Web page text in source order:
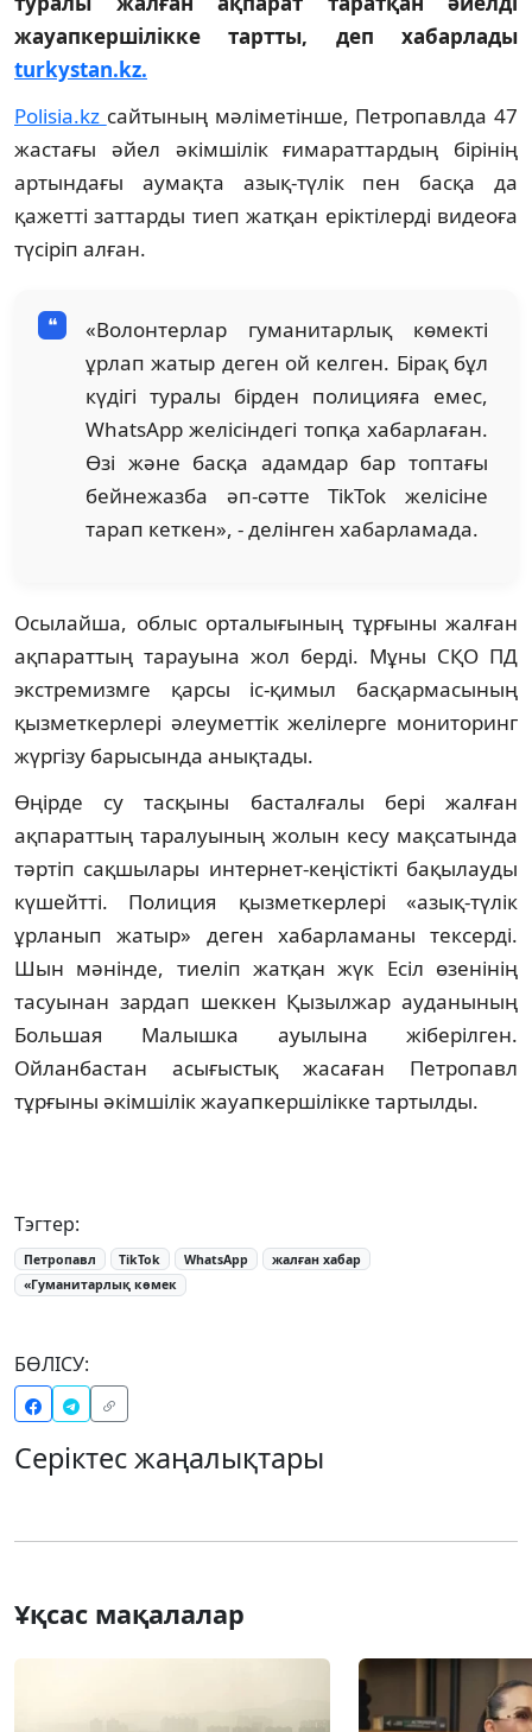
жауапкершілікке тартты, деп хабарлады
turkystan.kz.
Polisia.kz сайтының мәліметінше, Петропавлда 47
жастағы әйел әкімшілік ғимараттардың бірінің
артындағы аумақта азық-түлік пен басқа да
қажетті заттарды тиеп жатқан еріктілерді видеоға
түсіріп алған.
«Волонтерлар гуманитарлық көмекті
ұрлап жатыр деген ой келген. Бірақ бұл
күдігі туралы бірден полицияға емес,
WhatsApp желісіндегі топқа хабарлаған.
Өзі және басқа адамдар бар топтағы
бейнежазба әп-сәтте TikTok желісіне
тарап кеткен», - делінген хабарламада.
Осылайша, облыс орталығының тұрғыны жалған
ақпараттың тарауына жол берді. Мұны СҚО ПД
экстремизмге қарсы іс-қимыл басқармасының
қызметкерлері әлеуметтік желілерге мониторинг
жүргізу барысында анықтады.
Өңірде су тасқыны басталғалы бері жалған
ақпараттың таралуының жолын кесу мақсатында
тәртіп сақшылары интернет-кеңістікті бақылауды
күшейтті. Полиция қызметкерлері «азық-түлік
ұрланып жатыр» деген хабарламаны тексерді.
Шын мәнінде, тиеліп жатқан жүк Есіл өзенінің
тасуынан зардап шеккен Қызылжар ауданының
Большая Малышка ауылына жіберілген.
Ойланбастан асығыстық жасаған Петропавл
тұрғыны әкімшілік жауапкершілікке тартылды.
Тэгтер:
Петропавл TikTok WhatsApp
жалған хабар
«Гуманитарлық көмек
БӨЛІСУ:
Серіктес жаңалықтары
Ұқсас мақалалар